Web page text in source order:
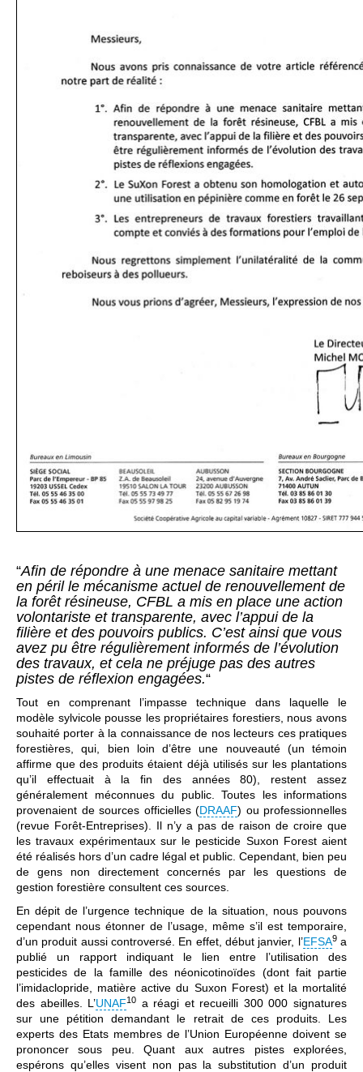
“Afin de répondre à une menace sanitaire mettant
en péril le mécanisme actuel de renouvellement de
la forêt résineuse, CFBL a mis en place une action
volontariste et transparente, avec l’appui de la
filière et des pouvoirs publics. C’est ainsi que vous
avez pu être régulièrement informés de l’évolution
des travaux, et cela ne préjuge pas des autres
pistes de réflexion engagées.“
Tout en comprenant l’impasse technique dans laquelle le
modèle sylvicole pousse les propriétaires forestiers, nous avons
souhaité porter à la connaissance de nos lecteurs ces pratiques
forestières, qui, bien loin d’être une nouveauté (un témoin
affirme que des produits étaient déjà utilisés sur les plantations
qu’il effectuait à la fin des années 80), restent assez
généralement méconnues du public. Toutes les informations
provenaient de sources officielles (DRAAF) ou professionnelles
(revue Forêt-Entreprises). Il n’y a pas de raison de croire que
les travaux expérimentaux sur le pesticide Suxon Forest aient
été réalisés hors d’un cadre légal et public. Cependant, bien peu
de gens non directement concernés par les questions de
gestion forestière consultent ces sources.
En dépit de l’urgence technique de la situation, nous pouvons
cependant nous étonner de l’usage, même s’il est temporaire,
d’un produit aussi controversé. En effet, début janvier, l’EFSA9a
publié un rapport indiquant le lien entre l’utilisation des
pesticides de la famille des néonicotinoïdes (dont fait partie
l’imidaclopride, matière active du Suxon Forest) et la mortalité
des abeilles. L’UNAF10 a réagi et recueilli 300 000 signatures
sur une pétition demandant le retrait de ces produits. Les
experts des Etats membres de l’Union Européenne doivent se
prononcer sous peu. Quant aux autres pistes explorées,
espérons qu’elles visent non pas la substitution d’un produit